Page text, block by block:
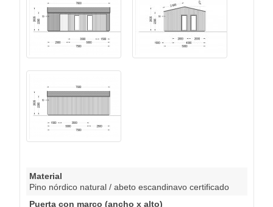
Material
Pino nórdico natural / abeto escandinavo certificado
Puerta con marco (ancho x alto)